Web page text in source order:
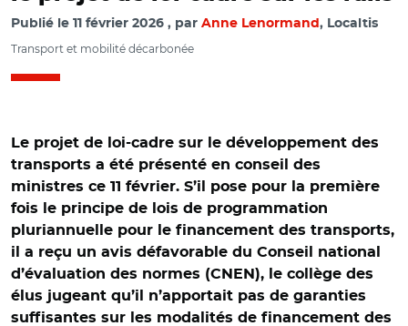
Publié le 11 février 2026 par Anne Lenormand , Localtis
Transport et mobilité décarbonée
Le projet de loi-cadre sur le développement des
transports a été présenté en conseil des
ministres ce 11 février. S’il pose pour la première
fois le principe de lois de programmation
pluriannuelle pour le financement des transports,
il a reçu un avis défavorable du Conseil national
d’évaluation des normes (CNEN), le collège des
élus jugeant qu’il n’apportait pas de garanties
suffisantes sur les modalités de financement des